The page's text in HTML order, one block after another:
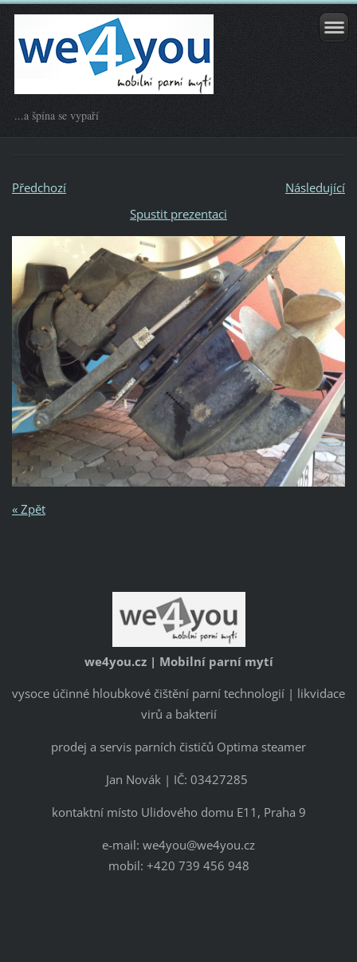
...a špína se vypaří
Předchozí
Následující
Spustit prezentaci
« Zpět
we4you.cz | Mobilní parní mytí
vysoce účinné hloubkové čištění parní technologií | likvidace
virů a bakterií
prodej a servis parních čističů Optima steamer
Jan Novák | IČ: 03427285
kontaktní místo Ulidového domu E11, Praha 9
e-mail: we4you@we4you.cz
mobil: +420 739 456 948